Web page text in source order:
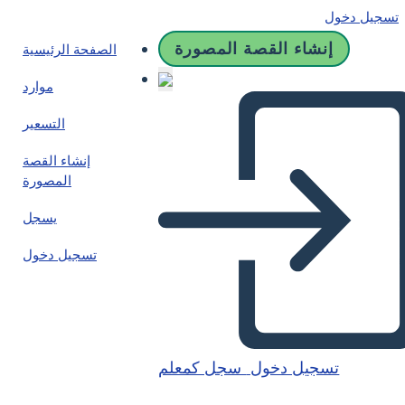
تسجيل دخول
الصفحة الرئيسية
موارد
التسعير
إنشاء القصة
المصورة
يسجل
تسجيل دخول
إنشاء القصة المصورة
تسجيل دخول سجل كمعلم